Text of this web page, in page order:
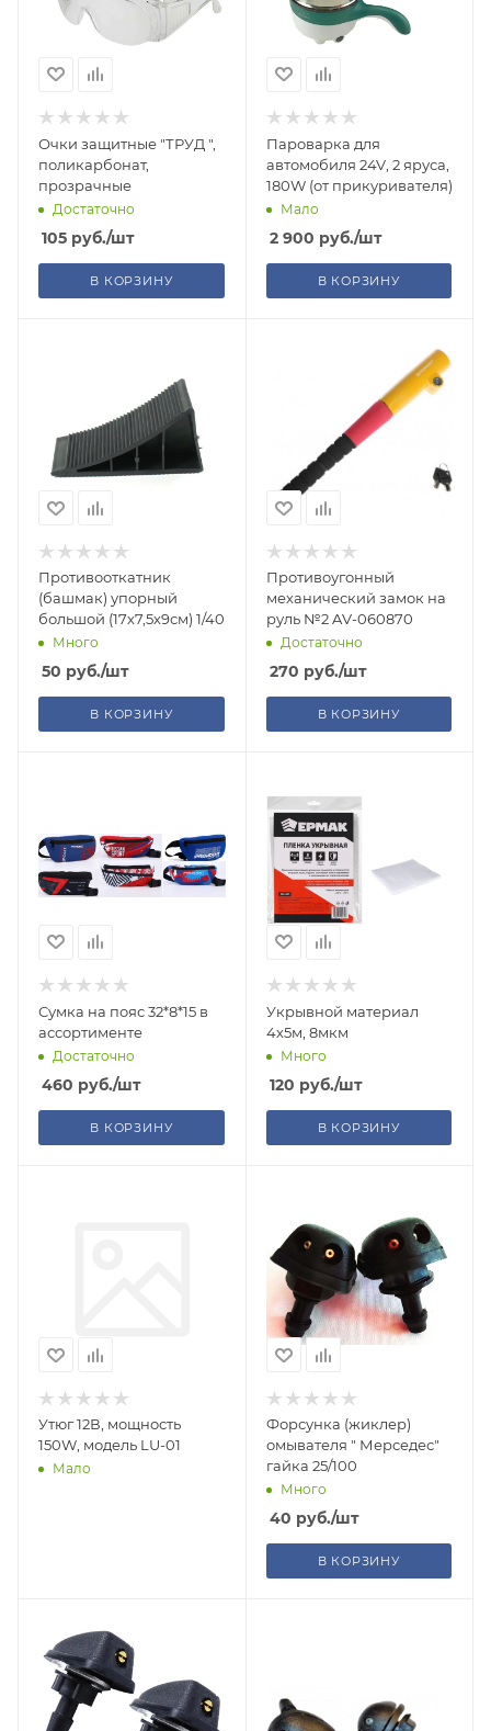
Очки защитные "ТРУД ",
поликарбонат,
прозрачные
Достаточно
105 руб./шт
В КОРЗИНУ
Пароварка для
автомобиля 24V, 2 яруса,
180W (от прикуривателя)
Мало
2 900 руб./шт
В КОРЗИНУ
Противооткатник
(башмак) упорный
большой (17х7,5х9см) 1/40
Много
50 руб./шт
В КОРЗИНУ
Противоугонный
механический замок на
руль №2 AV-060870
Достаточно
270 руб./шт
В КОРЗИНУ
Сумка на пояс 32*8*15 в
ассортименте
Достаточно
460 руб./шт
В КОРЗИНУ
Укрывной материал
4х5м, 8мкм
Много
120 руб./шт
В КОРЗИНУ
Утюг 12В, мощность
150W, модель LU-01
Мало
Форсунка (жиклер)
омывателя " Мерседес"
гайка 25/100
Много
40 руб./шт
В КОРЗИНУ